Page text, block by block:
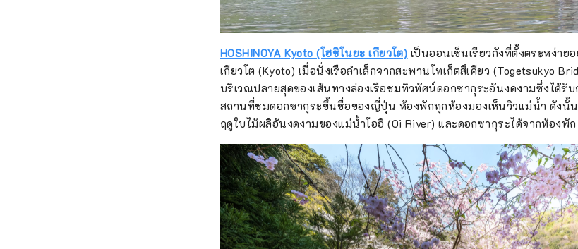
HOSHINOYA Kyoto (โฮชิโนยะ เกียวโต) เป็นออนเซ็นเรียวกังที่ตั้งตระหง่าย
เกียวโต (Kyoto) เมื่อนั่งเรือลำเล็กจากสะพานโทเก็ตสึเคียว (Togetsukyo
บริเวณปลายสุดของเส้นทางล่องเรือชมทิวทัศน์ดอกซากุระอันงดงามซึ่งได้รับ
สถานที่ชมดอกซากุระขึ้นชื่อของญี่ปุ่น ห้องพักทุกห้องมองเห็นวิวแม่น้ำ ดังนั้
ฤดูใบไม้ผลิอันงดงามของแม่น้ำโออิ (Oi River) และดอกซากุระได้จากห้องพัก